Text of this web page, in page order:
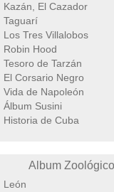
Kazán, El Cazador
Taguarí
Los Tres Villalobos
Robin Hood
Tesoro de Tarzán
El Corsario Negro
Vida de Napoleón
Álbum Susini
Historia de Cuba
Album Zoológico
León